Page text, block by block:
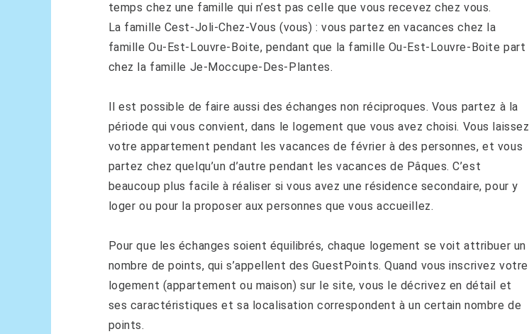
temps chez une famille qui n’est pas celle que vous recevez chez vous.
La famille Cest-Joli-Chez-Vous (vous) : vous partez en vacances chez la
famille Ou-Est-Louvre-Boite, pendant que la famille Ou-Est-Louvre-Boite part
chez la famille Je-Moccupe-Des-Plantes.
Il est possible de faire aussi des échanges non réciproques. Vous partez à la
période qui vous convient, dans le logement que vous avez choisi. Vous laissez
votre appartement pendant les vacances de février à des personnes, et vous
partez chez quelqu’un d’autre pendant les vacances de Pâques. C’est
beaucoup plus facile à réaliser si vous avez une résidence secondaire, pour y
loger ou pour la proposer aux personnes que vous accueillez.
Pour que les échanges soient équilibrés, chaque logement se voit attribuer un
nombre de points, qui s’appellent des GuestPoints. Quand vous inscrivez votre
logement (appartement ou maison) sur le site, vous le décrivez en détail et
ses caractéristiques et sa localisation correspondent à un certain nombre de
points.